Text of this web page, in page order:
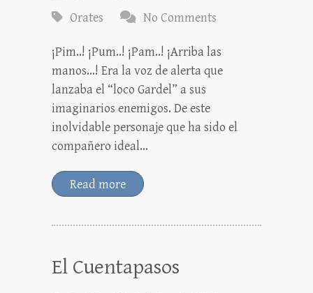
Orates
No Comments
¡Pim..! ¡Pum..! ¡Pam..! ¡Arriba las
manos…! Era la voz de alerta que
lanzaba el “loco Gardel” a sus
imaginarios enemigos. De este
inolvidable personaje que ha sido el
compañero ideal…
Read more
El Cuentapasos